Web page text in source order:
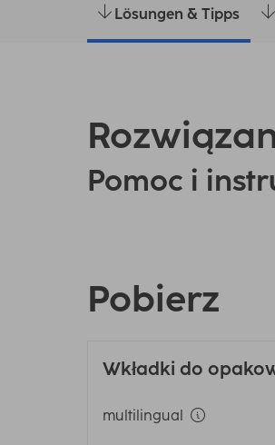
Lösungen & Tipps
Pomoc i
Pobierz
Wkładki do
multilingual